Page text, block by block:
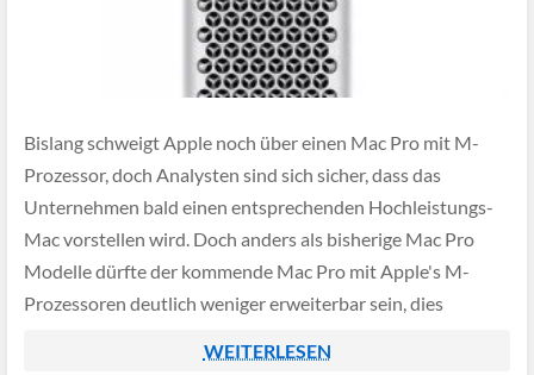
Bislang schweigt Apple noch über einen Mac Pro mit M-
Prozessor, doch Analysten sind sich sicher, dass das
Unternehmen bald einen entsprechenden Hochleistungs-
Mac vorstellen wird. Doch anders als bisherige Mac Pro
Modelle dürfte der kommende Mac Pro mit Apple's M-
Prozessoren deutlich weniger erweiterbar sein, dies
WEITERLESEN